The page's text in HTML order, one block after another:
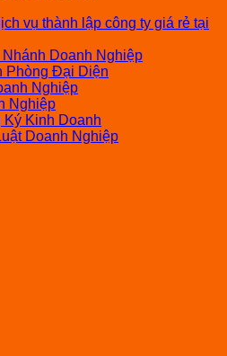
vụ thành lập công ty giá rẻ tại
Doanh Nghiệp
Phòng Đại Diện
Nghiệp
Nghiệp
Kinh Doanh
Doanh Nghiệp